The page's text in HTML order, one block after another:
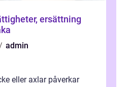
admin
eller axlar påverkar